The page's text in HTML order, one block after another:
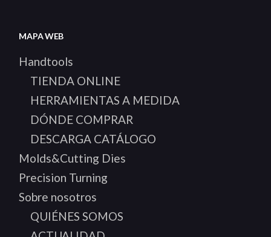
MAPA WEB
Handtools
TIENDA ONLINE
HERRAMIENTAS A MEDIDA
DÓNDE COMPRAR
DESCARGA CATÁLOGO
Molds&Cutting Dies
Precision Turning
Sobre nosotros
QUIÉNES SOMOS